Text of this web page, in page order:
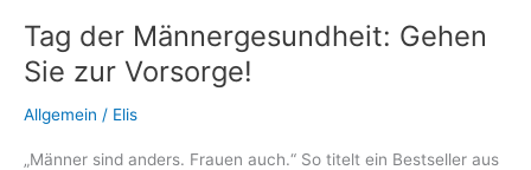
Tag der Männergesundheit: Gehen
Sie zur Vorsorge!
Allgemein / Elis
„Männer sind anders. Frauen auch.“ So titelt ein Bestseller aus